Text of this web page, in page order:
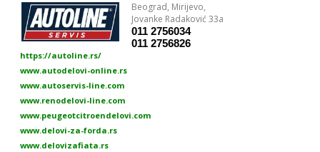
Beograd, Mirijevo,
Jovanke Radaković 33a
011 2756034
011 2756826
https://autoline.rs/
www.autodelovi-online.rs
www.autoservis-line.com
www.renodelovi-line.com
www.peugeotcitroendelovi.com
www.delovi-za-forda.rs
www.delovizafiata.rs